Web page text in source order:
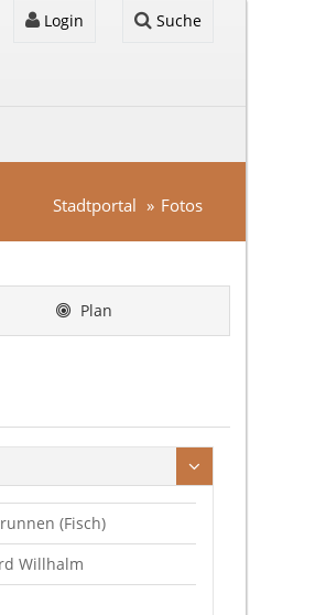
Login Suche
Stadtportal Fotos
Plan
(Fisch)
Willhalm